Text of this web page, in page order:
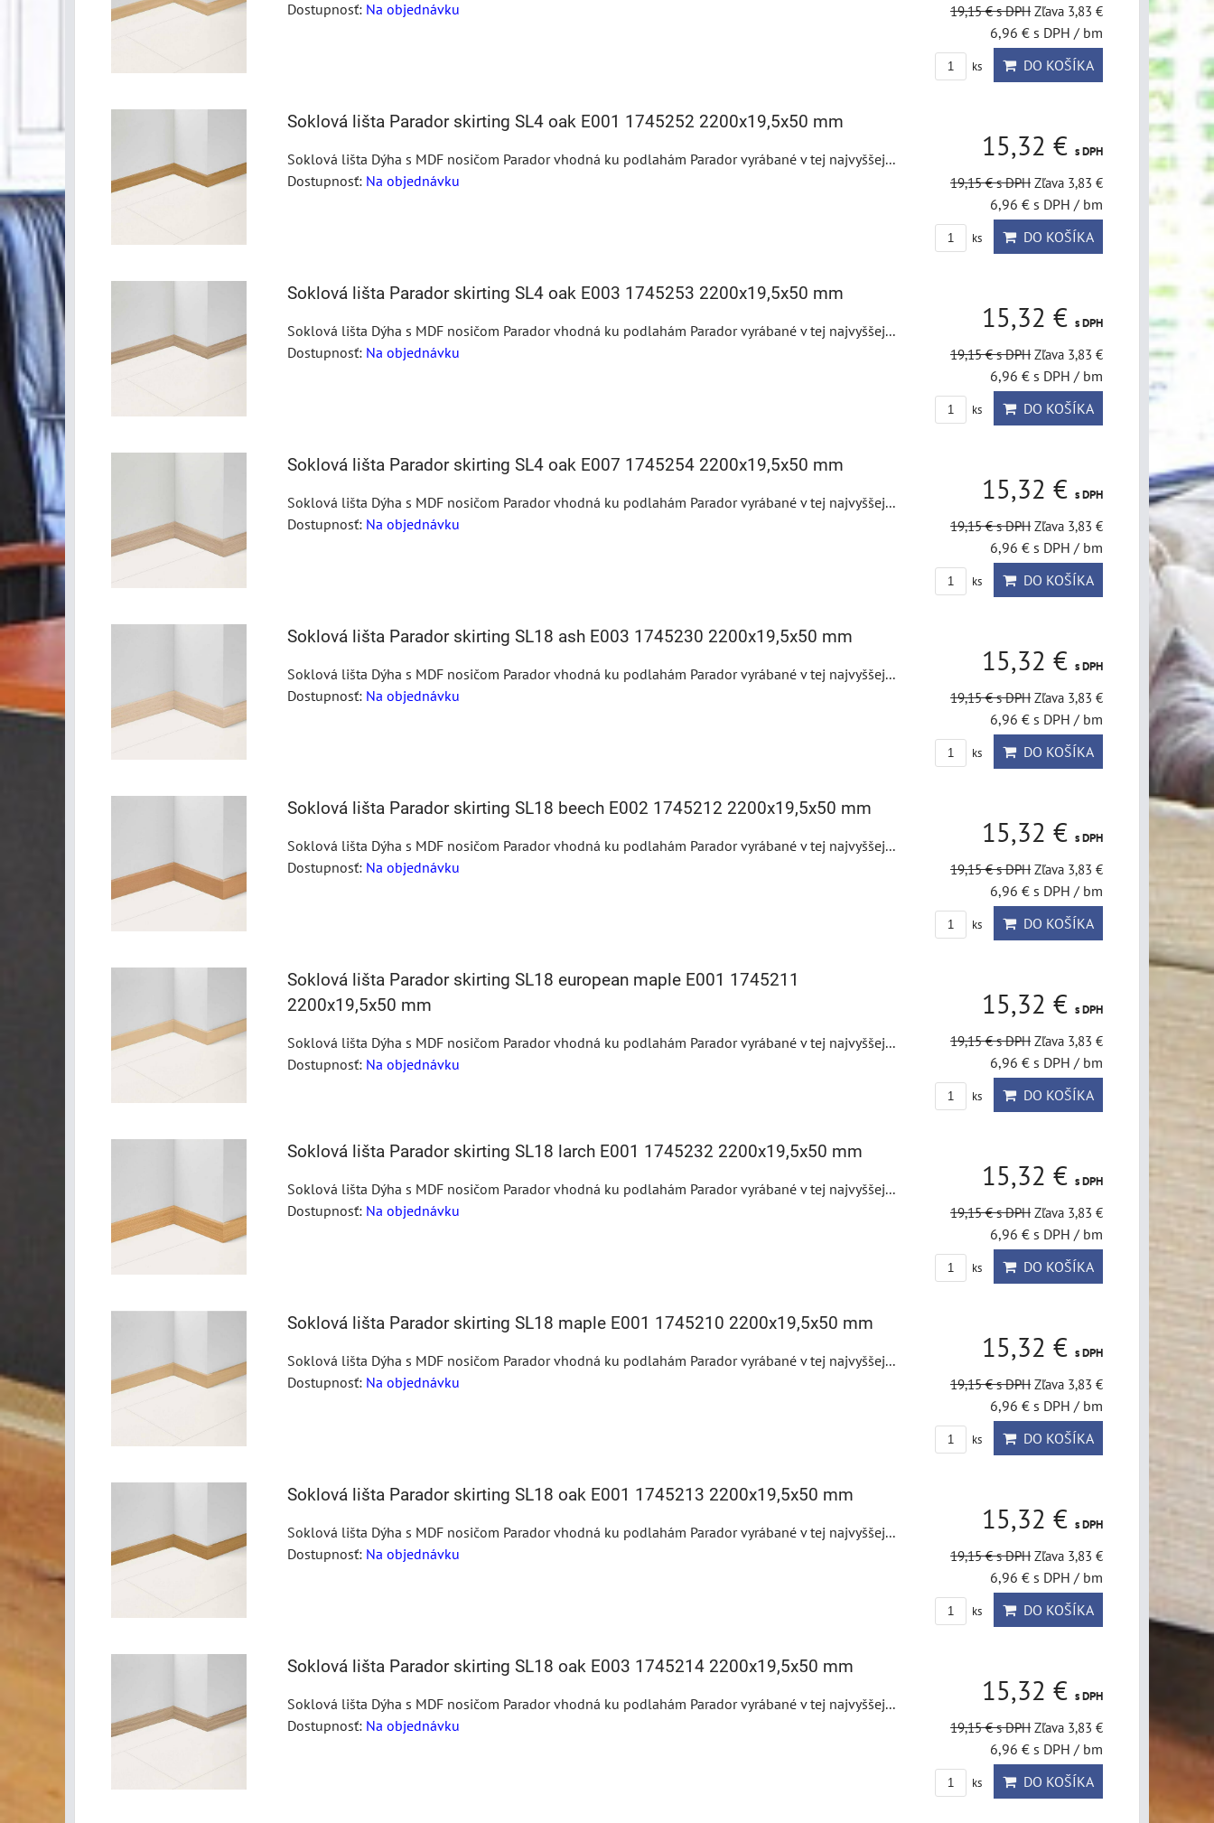
Dostupnosť: Na objednávku 19,15 €s DPH Zľava 3,83 €
6,96 € s DPH / bm
ks DO KOŠÍKA
Soklová lišta Parador skirting SL4 oak E001 1745252 2200x19,5x50 mm
Soklová lišta Dýha s MDF nosičom Parador vhodná ku podlahám Parador vyrábané v tej najvyššej...
Dostupnosť: Na objednávku
15,32 € s DPH
19,15 €s DPH Zľava 3,83 €
6,96 € s DPH / bm
ks DO KOŠÍKA
Soklová lišta Parador skirting SL4 oak E003 1745253 2200x19,5x50 mm
Soklová lišta Dýha s MDF nosičom Parador vhodná ku podlahám Parador vyrábané v tej najvyššej...
Dostupnosť: Na objednávku
15,32 € s DPH
19,15 €s DPH Zľava 3,83 €
6,96 € s DPH / bm
ks DO KOŠÍKA
Soklová lišta Parador skirting SL4 oak E007 1745254 2200x19,5x50 mm
Soklová lišta Dýha s MDF nosičom Parador vhodná ku podlahám Parador vyrábané v tej najvyššej...
Dostupnosť: Na objednávku
15,32 € s DPH
19,15 €s DPH Zľava 3,83 €
6,96 € s DPH / bm
ks DO KOŠÍKA
Soklová lišta Parador skirting SL18 ash E003 1745230 2200x19,5x50 mm
Soklová lišta Dýha s MDF nosičom Parador vhodná ku podlahám Parador vyrábané v tej najvyššej...
Dostupnosť: Na objednávku
15,32 € s DPH
19,15 €s DPH Zľava 3,83 €
6,96 € s DPH / bm
ks DO KOŠÍKA
Soklová lišta Parador skirting SL18 beech E002 1745212 2200x19,5x50 mm
Soklová lišta Dýha s MDF nosičom Parador vhodná ku podlahám Parador vyrábané v tej najvyššej...
Dostupnosť: Na objednávku
15,32 € s DPH
19,15 €s DPH Zľava 3,83 €
6,96 € s DPH / bm
ks DO KOŠÍKA
Soklová lišta Parador skirting SL18 european maple E001 1745211
2200x19,5x50 mm
Soklová lišta Dýha s MDF nosičom Parador vhodná ku podlahám Parador vyrábané v tej najvyššej...
Dostupnosť: Na objednávku
15,32 € s DPH
19,15 €s DPH Zľava 3,83 €
6,96 € s DPH / bm
ks DO KOŠÍKA
Soklová lišta Parador skirting SL18 larch E001 1745232 2200x19,5x50 mm
Soklová lišta Dýha s MDF nosičom Parador vhodná ku podlahám Parador vyrábané v tej najvyššej...
Dostupnosť: Na objednávku
15,32 € s DPH
19,15 €s DPH Zľava 3,83 €
6,96 € s DPH / bm
ks DO KOŠÍKA
Soklová lišta Parador skirting SL18 maple E001 1745210 2200x19,5x50 mm
Soklová lišta Dýha s MDF nosičom Parador vhodná ku podlahám Parador vyrábané v tej najvyššej...
Dostupnosť: Na objednávku
15,32 € s DPH
19,15 €s DPH Zľava 3,83 €
6,96 € s DPH / bm
ks DO KOŠÍKA
Soklová lišta Parador skirting SL18 oak E001 1745213 2200x19,5x50 mm
Soklová lišta Dýha s MDF nosičom Parador vhodná ku podlahám Parador vyrábané v tej najvyššej...
Dostupnosť: Na objednávku
15,32 € s DPH
19,15 €s DPH Zľava 3,83 €
6,96 € s DPH / bm
ks DO KOŠÍKA
Soklová lišta Parador skirting SL18 oak E003 1745214 2200x19,5x50 mm
Soklová lišta Dýha s MDF nosičom Parador vhodná ku podlahám Parador vyrábané v tej najvyššej...
Dostupnosť: Na objednávku
15,32 € s DPH
19,15 €s DPH Zľava 3,83 €
6,96 € s DPH / bm
ks DO KOŠÍKA